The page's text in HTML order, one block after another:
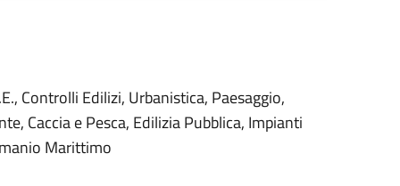
Controlli Edilizi, Urbanistica, Paesaggio,
Caccia e Pesca, Edilizia Pubblica, Impianti
Marittimo